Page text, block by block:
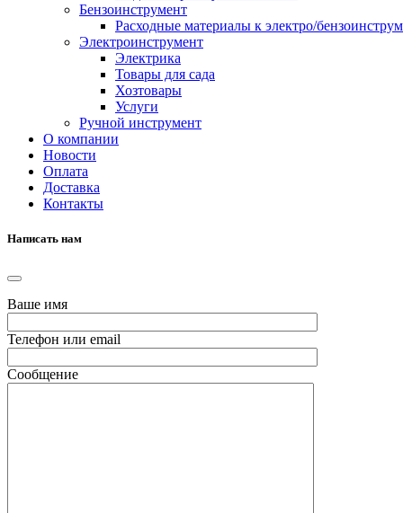
Бензоинструмент
Расходные материалы к электро/
Электроинструмент
Электрика
Товары для сада
Хозтовары
Услуги
Ручной инструмент
О компании
Новости
Оплата
Доставка
Контакты
Написать нам
Ваше имя
Телефон или email
Сообщение